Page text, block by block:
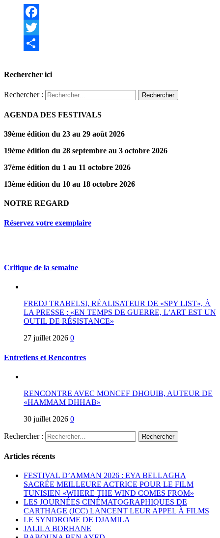
Facebook
Twitter
Rechercher ici
Rechercher :
AGENDA DES FESTIVALS
39ème édition du 23 au 29 août 2026
19ème édition du 28 septembre au 3 octobre 2026
37ème édition du 1 au 11 octobre 2026
13ème édition du 10 au 18 octobre 2026
NOTRE REGARD
Réservez votre exemplaire
Critique de la semaine
FREDJ TRABELSI, RÉALISATEUR DE «SPY LIST», À
LA PRESSE : «EN TEMPS DE GUERRE, L’ART EST UN
OUTIL DE RÉSISTANCE»
27 juillet 2026 0
Entretiens et Rencontres
RENCONTRE AVEC MONCEF DHOUIB, AUTEUR DE
«HAMMAM DHHAB»
30 juillet 2026 0
Rechercher :
Articles récents
FESTIVAL D’AMMAN 2026 : EYA BELLAGHA
SACRÉE MEILLEURE ACTRICE POUR LE FILM
TUNISIEN «WHERE THE WIND COMES FROM»
LES JOURNÉES CINÉMATOGRAPHIQUES DE
CARTHAGE (JCC) LANCENT LEUR APPEL À FILMS
LE SYNDROME DE DJAMILA
JALILA BORHANE